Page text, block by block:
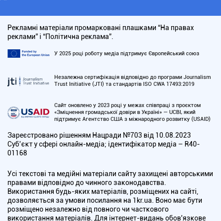
Рекламні матеріали промарковані плашками “На правах
реклами” і “Політична реклама”.
У 2025 році роботу медіа підтримує Європейський союз
Незалежна сертифікація відповідно до програми Journalism
Trust Initiative (JTI) та стандартів ISO CWA 17493:2019
Сайт оновлено у 2023 році у межах співпраці з проєктом
«Зміцнення громадської довіри в Україні» — UCBI, який
підтримує Агентство США з міжнародного розвитку (USAID)
Зареєстровано рішенням Нацради №703 від 10.08.2023
Cуб’єкт у сфері онлайн-медіа; ідентифікатор медіа – R40-
01168
Усі текстові та медійні матеріали сайту захищені авторськими
правами відповідно до чинного законодавства.
Використання будь-яких матеріалів, розміщених на сайті,
дозволяється за умови посилання на 1kr.ua. Воно має бути
розміщено незалежно від повного чи часткового
використання матеріалів. Для інтернет-видань обов'язкове